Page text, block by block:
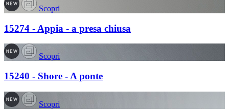
Scopri
15274 - Appia - a presa chiusa
Scopri
15240 - Shore - A ponte
Scopri